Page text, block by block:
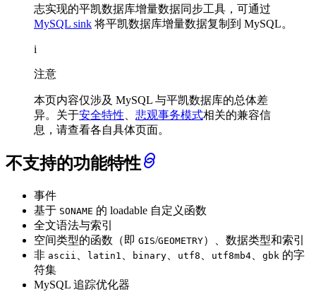
志实现的平凯数据库增量数据同步工具，可通过
MySQL sink 将平凯数据库增量数据复制到 MySQL。
i
注意
本页内容仅涉及 MySQL 与平凯数据库的总体差
异。关于安全特性、 悲观事务模式相关的兼容信
息，请查看各自具体页面。
不支持的功能特性
事件
基于 SONAME 的 loadable 自定义函数
全文语法与索引
空间类型的函数（即 GIS/GEOMETRY）、数据类型和索引
非 ascii latin1 binary utf8 utf8mb4 gbk 的字
符集
MySQL 追踪优化器